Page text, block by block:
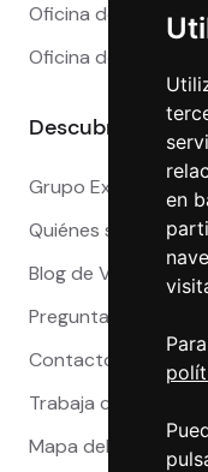
en
Oficina de Cambio
Oficina de Cambio
Descubre más
Grupo Exact
Quiénes somos
Blog de Viajeros
Preguntas
Contacto
Trabaja con nosotros
Mapa del sitio